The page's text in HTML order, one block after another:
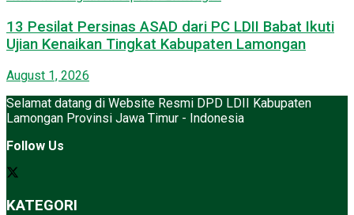
13 Pesilat Persinas ASAD dari PC LDII Babat Ikuti
Ujian Kenaikan Tingkat Kabupaten Lamongan
August 1, 2026
Selamat datang di Website Resmi DPD LDII Kabupaten
Lamongan Provinsi Jawa Timur - Indonesia
Follow Us
KATEGORI